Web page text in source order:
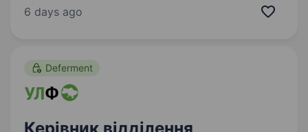
клієнтів. Наша справжня цінність — Команда,
6 days ago
Deferment